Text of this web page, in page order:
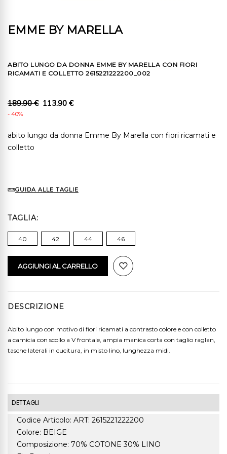
EMME BY MARELLA
ABITO LUNGO DA DONNA EMME BY MARELLA CON FIORI
RICAMATI E COLLETTO 2615221222200_002
189.90 € 113.90 €
- 40%
abito lungo da donna Emme By Marella con fiori ricamati e
colletto
GUIDA ALLE TAGLIE
TAGLIA
40 42 44 46
AGGIUNGI AL CARRELLO
DESCRIZIONE
Abito lungo con motivo di fiori ricamati a contrasto colore e con colletto
a camicia con scollo a V frontale, ampia manica corta con taglio raglan,
tasche laterali in cucitura, in misto lino, lunghezza midi.
DETTAGLI
Codice Articolo: ART: 2615221222200
Colore: BEIGE
Composizione: 70% COTONE 30% LINO